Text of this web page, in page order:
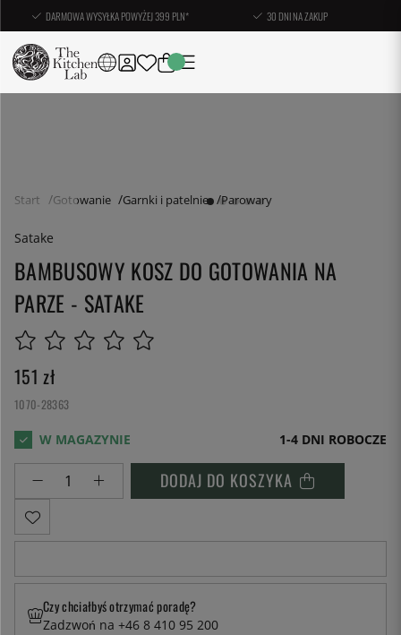
DARMOWA WYSYŁKA POWYŻEJ 399 PLN* 30 DNI NA ZAKUP
Start Gotowanie Garnki i patelnie Parowary
Satake
BAMBUSOWY KOSZ DO GOTOWANIA NA
PARZE - SATAKE
151 zł
1070-28363
1-4 DNI ROBOCZE
DODAJ DO KOSZYKA
Czy chciałbyś otrzymać poradę?
Zadzwoń na +46 8 410 95 200